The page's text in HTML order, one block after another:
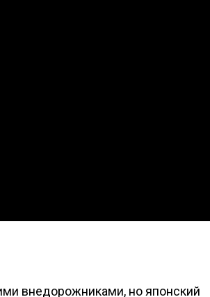
внедорожниками, но японский